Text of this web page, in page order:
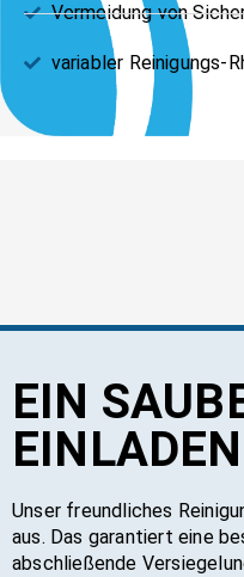
Vermeidung von
variabler Reinigungs-
EIN
Unser freundliches
aus. Das garantiert eine
abschließende